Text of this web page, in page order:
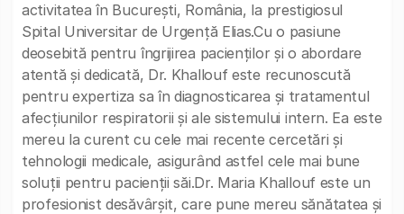
activitatea în București, România, la prestigiosul
Spital Universitar de Urgență Elias.Cu o pasiune
deosebită pentru îngrijirea pacienților și o abordare
atentă și dedicată, Dr. Khallouf este recunoscută
pentru expertiza sa în diagnosticarea și tratamentul
afecțiunilor respiratorii și ale sistemului intern. Ea este
mereu la curent cu cele mai recente cercetări și
tehnologii medicale, asigurând astfel cele mai bune
soluții pentru pacienții săi.Dr. Maria Khallouf este un
profesionist desăvârșit, care pune mereu sănătatea și